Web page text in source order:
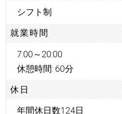
シフト制
就業時間
7:00～20:00
休憩時間: 60分
休日
年間休日数124日